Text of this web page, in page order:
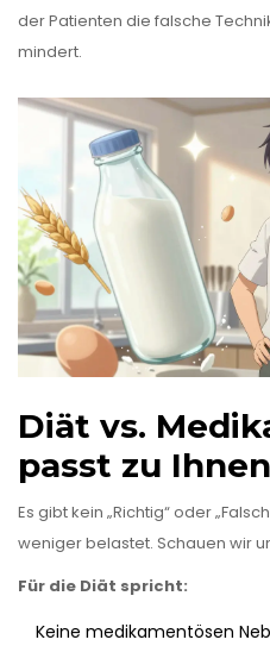
der Patienten die falsche
mindert.
Diät vs.
passt zu
Es gibt kein „Richtig“ oder
weniger belastet. Schauen wir
Für die Diät spricht:
Keine medikamentösen